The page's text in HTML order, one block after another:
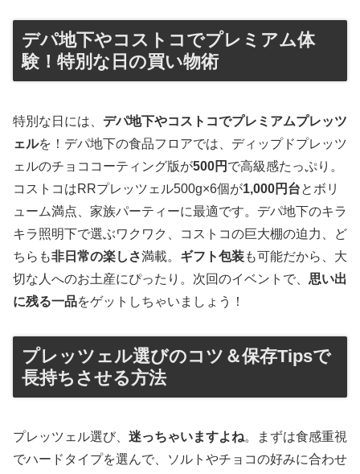
デパ地下やコストコでプレミアム体
験！特別な日の買い物術
特別な日には、 デパ地下やコストコでプレミアムプレッツ
ェルを！デパ地下の食品フロアでは、ディップドプレッツ
ェルのチョココーティング版が500円 で高級感たっぷり。
コストコはRRプレッツェル500g×6個が1,000円台とボリ
ューム満点、家族パーティーに最適です。デパ地下のキラ
キラ照明下で選ぶワクワク、コストコの巨大棚の迫力、ど
ちらも非日常の楽しさ満載。 ギフト包装も可能だから、大
切な人へのお土産にぴったり。次回のイベントで、 思い出
に残る一品をゲットしちゃいましょう！
プレッツェル選びのコツ＆保存Tipsで
長持ちさせる方法
プレッツェル選び、 迷っちゃいますよね。まずは食感重視
でハードタイプを選んで、ソルトやチョコの好みに合わせ